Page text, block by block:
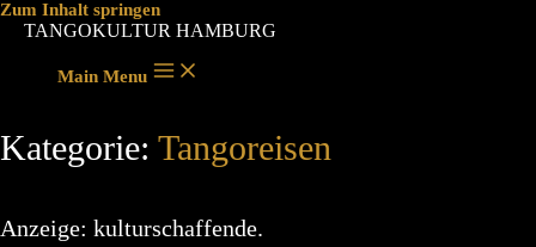
Zum Inhalt springen
TANGOKULTUR HAMBURG
Main Menu
Kategorie: Tangoreisen
Anzeige: kulturschaffende.